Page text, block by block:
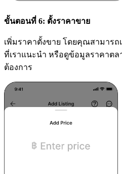
ขั้นตอนที่ 6: ตั้งราคาขาย
เพิ่มราคาตั้งขาย โดยคุณสามารถ
ที่เราแนะนำ หรือดูข้อมูลราคาต
ต้องการ